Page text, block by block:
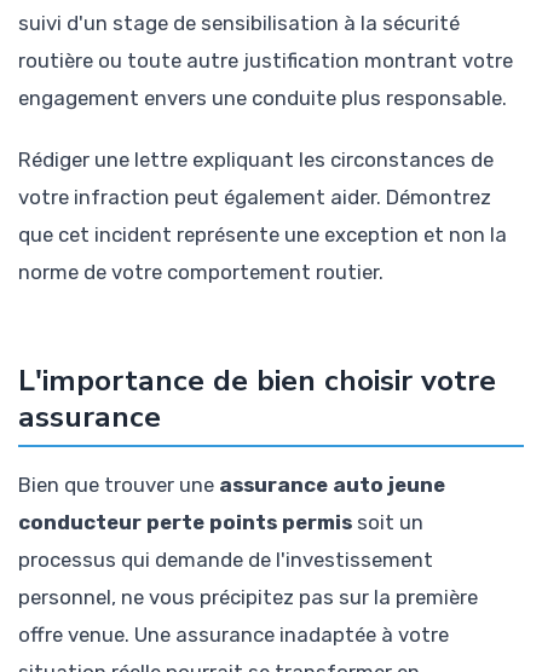
suivi d'un stage de sensibilisation à la sécurité
routière ou toute autre justification montrant votre
engagement envers une conduite plus responsable.
Rédiger une lettre expliquant les circonstances de
votre infraction peut également aider. Démontrez
que cet incident représente une exception et non la
norme de votre comportement routier.
L'importance de bien choisir votre
assurance
Bien que trouver une assurance auto jeune
conducteur perte points permis soit un
processus qui demande de l'investissement
personnel, ne vous précipitez pas sur la première
offre venue. Une assurance inadaptée à votre